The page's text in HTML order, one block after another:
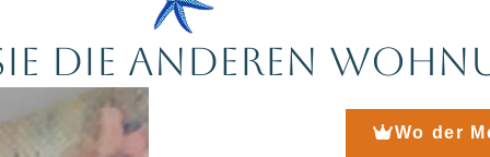
DIE ANDEREN
Wo der